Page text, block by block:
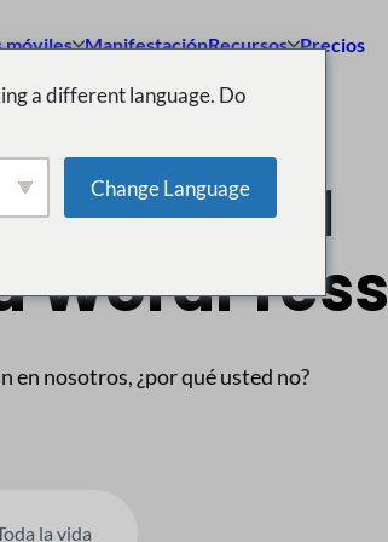
móviles ManifestaciónRecursos Precios
n.º 1
WordPress
en nosotros, ¿por qué usted no?
la vida
a different language. Do
Change Language